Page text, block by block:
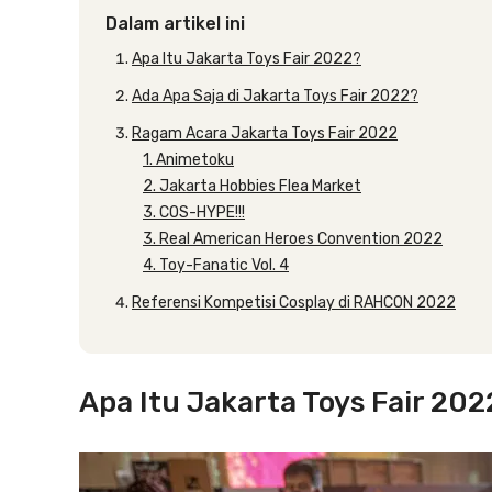
Dalam artikel ini
Apa Itu Jakarta Toys Fair 2022?
Ada Apa Saja di Jakarta Toys Fair 2022?
Ragam Acara Jakarta Toys Fair 2022
1. Animetoku
2. Jakarta Hobbies Flea Market
3. COS-HYPE!!!
3. Real American Heroes Convention 2022
4. Toy-Fanatic Vol. 4
Referensi Kompetisi Cosplay di RAHCON 2022
Apa Itu Jakarta Toys Fair